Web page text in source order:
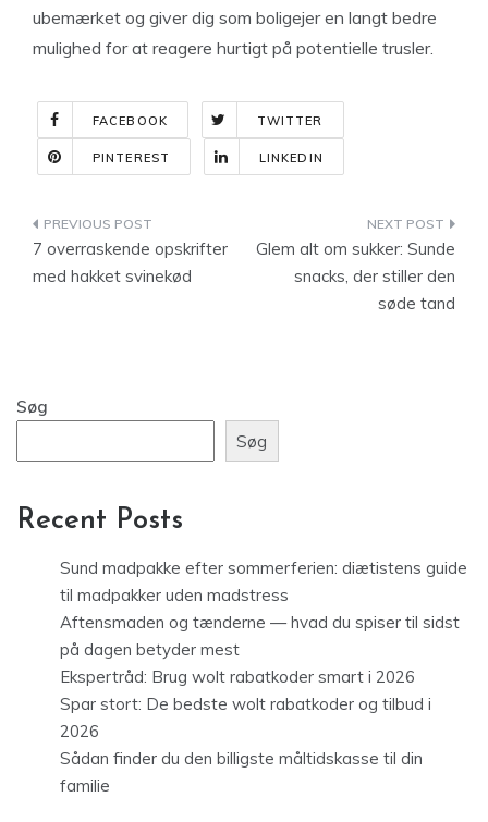
ubemærket og giver dig som boligejer en langt bedre
mulighed for at reagere hurtigt på potentielle trusler.
FACEBOOK TWITTER
PINTEREST LINKEDIN
Indlægsnavigation
7 overraskende opskrifter
med hakket svinekød
Glem alt om sukker: Sunde
snacks, der stiller den
søde tand
Søg
Søg
Recent Posts
Sund madpakke efter sommerferien: diætistens guide
til madpakker uden madstress
Aftensmaden og tænderne — hvad du spiser til sidst
på dagen betyder mest
Ekspertråd: Brug wolt rabatkoder smart i 2026
Spar stort: De bedste wolt rabatkoder og tilbud i
2026
Sådan finder du den billigste måltidskasse til din
familie